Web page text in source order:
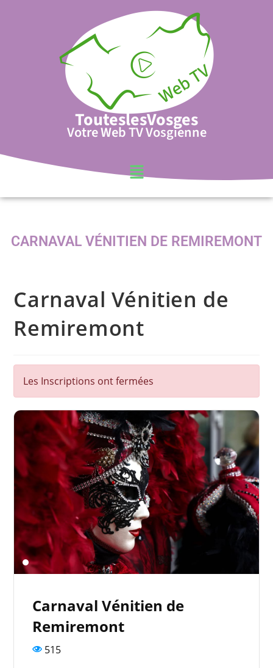
TouteslesVosges
Votre Web TV Vosgienne
CARNAVAL VÉNITIEN DE REMIREMONT
Carnaval Vénitien de
Remiremont
Les Inscriptions ont fermées
Carnaval Vénitien de
Remiremont
515